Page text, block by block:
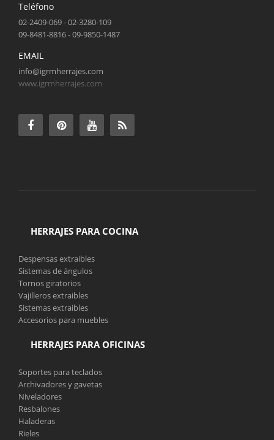
Teléfono
02-2409-069 - 02-3280-109
09-8481-8816 - 09-9850-1487
EMAIL
info@igrmherrajes.com
www.igrmherrajes.com
HERRAJES PARA COCINA
Despensas extraibles
Sistemas de ángulos
Tornos giratorios
Vajilleros extraibles
Sistemas extraibles
Accesorios para muebles
HERRAJES PARA OFICINAS
Soportes para teclados
Archivadores y gavetas
Niveladores
Resbalones
Haladeras
Rieles